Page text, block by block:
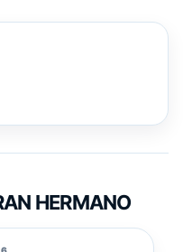
HERMANO